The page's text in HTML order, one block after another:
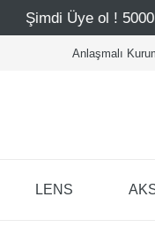
5000 TL üzeri ilk
Anlaşmalı
LENS